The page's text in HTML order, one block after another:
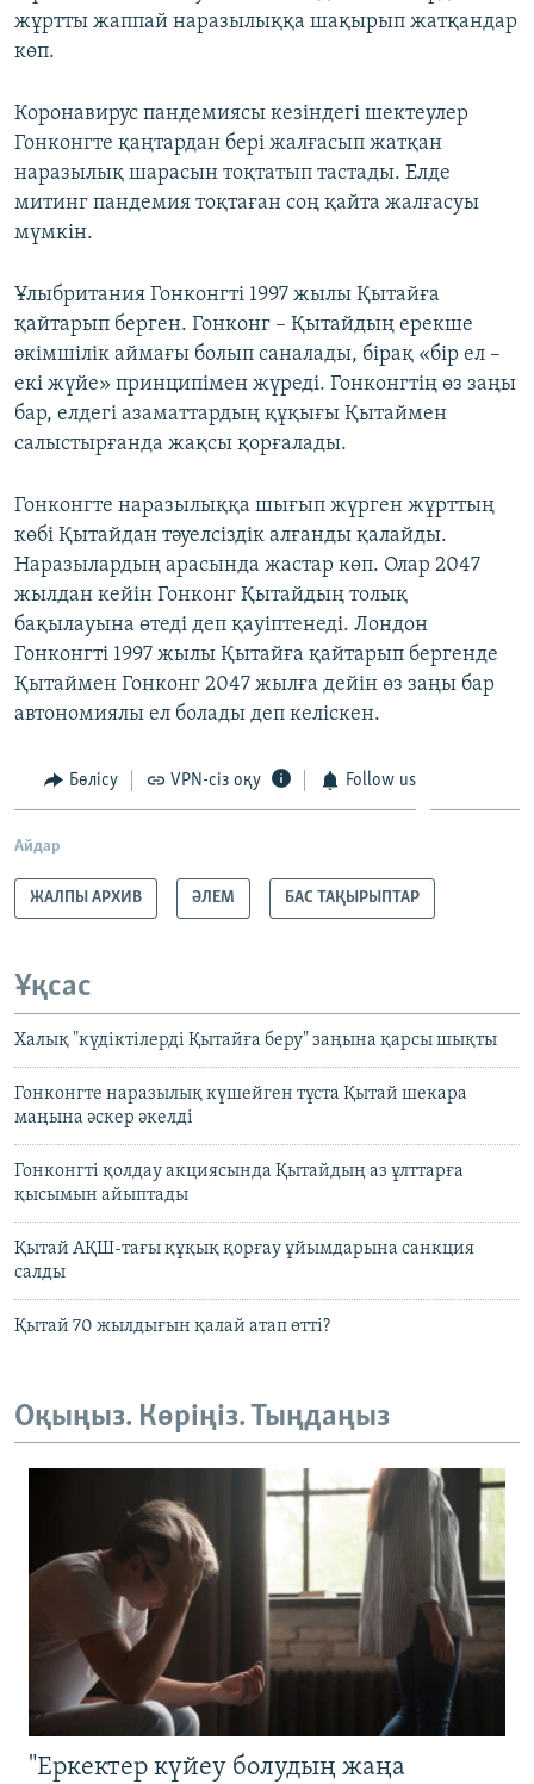
жұртты жаппай наразылыққа шақырып жатқандар
көп.
Коронавирус пандемиясы кезіндегі шектеулер
Гонконгте қаңтардан бері жалғасып жатқан
наразылық шарасын тоқтатып тастады. Елде
митинг пандемия тоқтаған соң қайта жалғасуы
мүмкін.
Ұлыбритания Гонконгті 1997 жылы Қытайға
қайтарып берген. Гонконг – Қытайдың ерекше
әкімшілік аймағы болып саналады, бірақ «бір ел –
екі жүйе» принципімен жүреді. Гонконгтің өз заңы
бар, елдегі азаматтардың құқығы Қытаймен
салыстырғанда жақсы қорғалады.
Гонконгте наразылыққа шығып жүрген жұрттың
көбі Қытайдан тәуелсіздік алғанды қалайды.
Наразылардың арасында жастар көп. Олар 2047
жылдан кейін Гонконг Қытайдың толық
бақылауына өтеді деп қауіптенеді. Лондон
Гонконгті 1997 жылы Қытайға қайтарып бергенде
Қытаймен Гонконг 2047 жылға дейін өз заңы бар
автономиялы ел болады деп келіскен.
Бөлісу VPN-сіз оқу Follow us
Айдар
ЖАЛПЫ АРХИВ ӘЛЕМ БАС ТАҚЫРЫПТАР
Ұқсас
Халық "күдіктілерді Қытайға беру" заңына қарсы шықты
Гонконгте наразылық күшейген тұста Қытай шекара
маңына әскер әкелді
Гонконгті қолдау акциясында Қытайдың аз ұлттарға
қысымын айыптады
Қытай АҚШ-тағы құқық қорғау ұйымдарына санкция
салды
Қытай 70 жылдығын қалай атап өтті?
Оқыңыз. Көріңіз. Тыңдаңыз
"Еркектер күйеу болудың жаңа